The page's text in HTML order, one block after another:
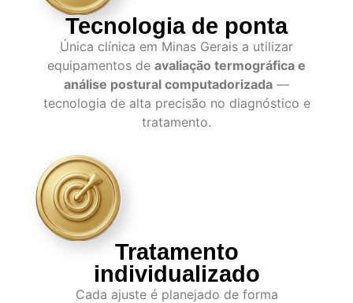
Tecnologia de ponta
Única clínica em Minas Gerais a utilizar
equipamentos de avaliação termográfica e
análise postural computadorizada —
tecnologia de alta precisão no diagnóstico e
tratamento.
Tratamento
individualizado
Cada ajuste é planejado de forma